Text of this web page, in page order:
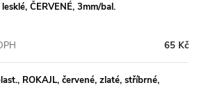
ČERVENÉ, 3mm/bal.
65 Kč
ROKAJL, červené, zlaté, stříbrné,